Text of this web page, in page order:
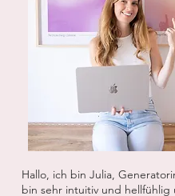
Hallo, ich bin Julia,
bin sehr intuitiv und hellfühlig